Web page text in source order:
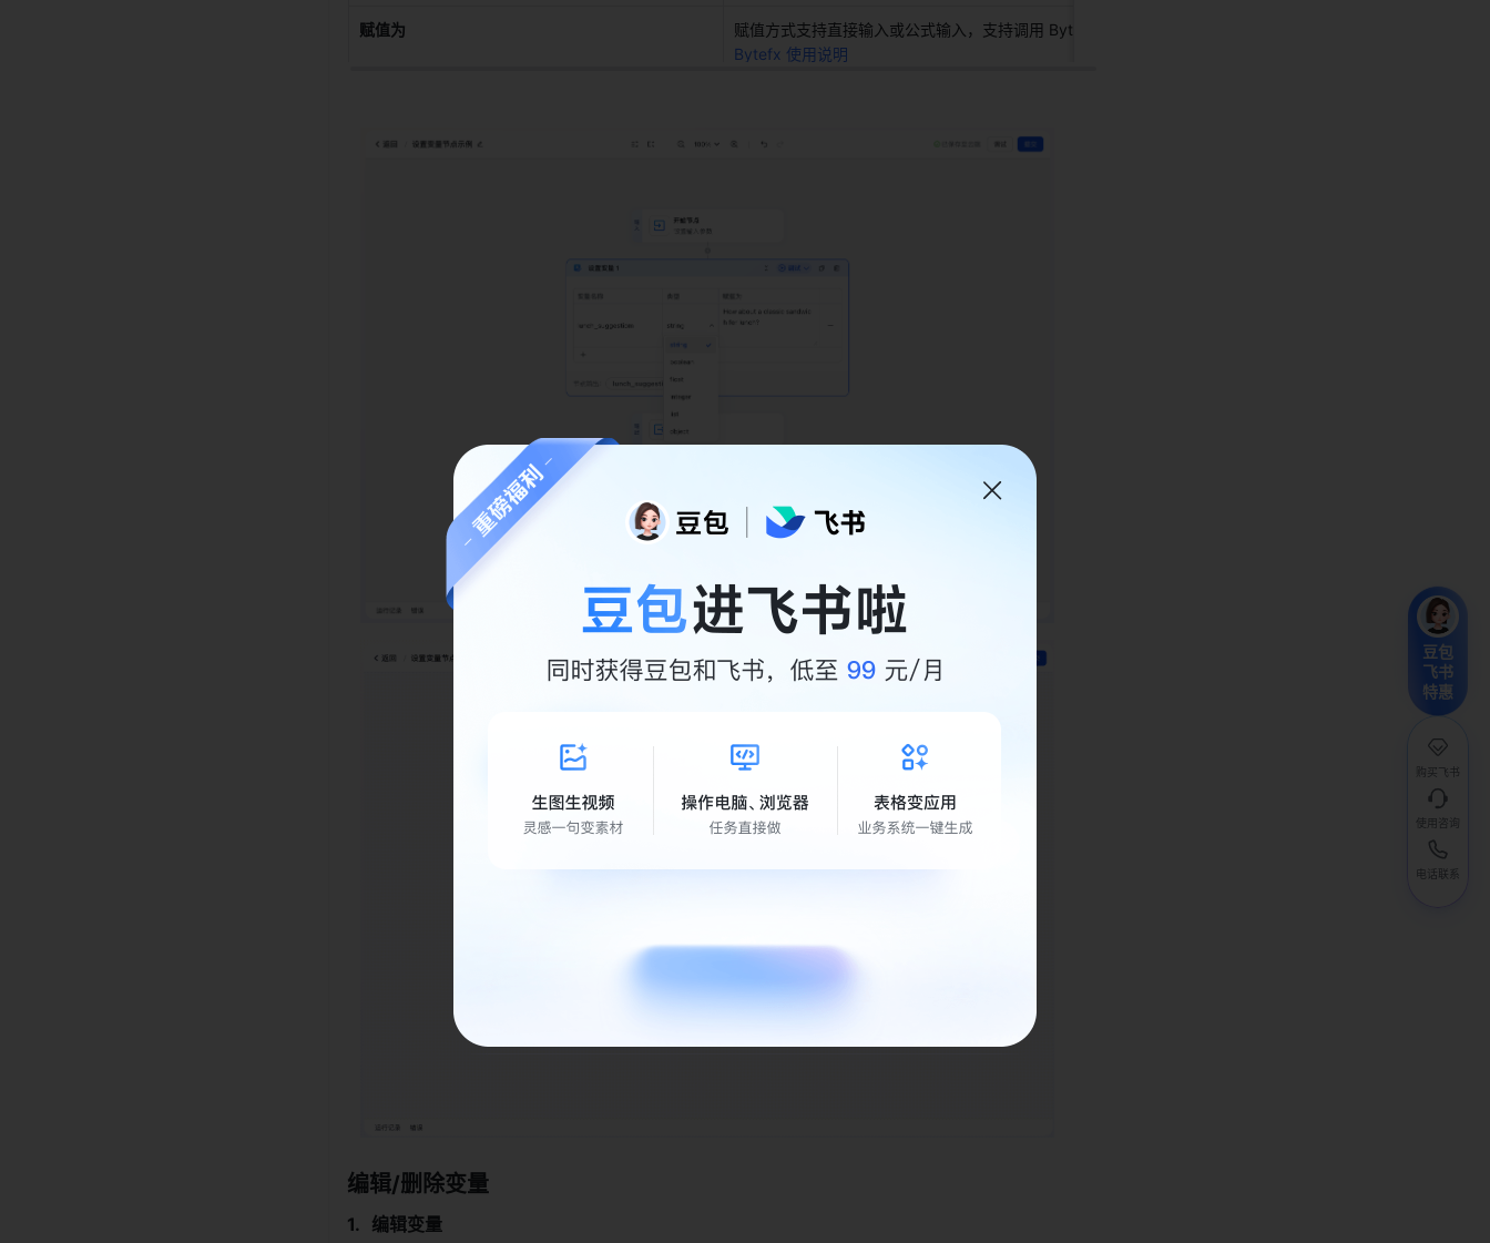
赋值为
赋值方式支持直接输入或公式输入，支持调用 Bytefx 进行赋值。修改后的变量值可在后续节点中获取和使用。
Bytefx 使用说明
编辑/删除变量
编辑变量
豆包
飞书
特惠
购买飞书
使用咨询
电话联系